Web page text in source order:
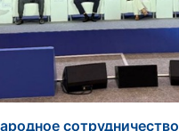
сотрудничество